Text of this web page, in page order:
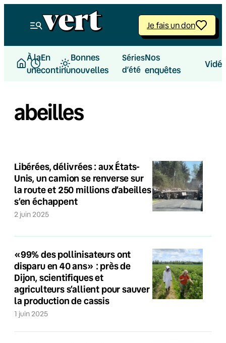
Je fais un don
À la
une
En
continu
Bonnes
nouvelles
Séries
d’été
Nos
enquêtes
abeilles
Libérées, délivrées : aux États-
Unis, un camion se renverse sur
la route et 250 millions d’abeilles
s’en échappent
2 juin 2025
«99% des pollinisateurs ont
disparu en 40 ans» : près de
Dijon, scientifiques et
agriculteurs s’allient pour sauver
la production de cassis
1 juin 2025